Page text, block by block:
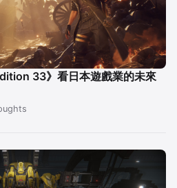
33》看日本遊戲業的未來